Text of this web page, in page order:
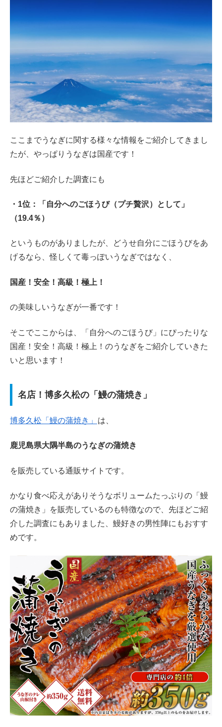
ここまでうなぎに関する様々な情報をご紹介してきまし
たが、やっぱりうなぎは国産です！
先ほどご紹介した調査にも
・1位：「自分へのごほうび（プチ贅沢）として」
（19.4％）
というものがありましたが、どうせ自分にごほうびをあ
げるなら、怪しくて毒っぽいうなぎではなく、
国産！安全！高級！極上！
の美味しいうなぎが一番です！
そこでここからは、「自分へのごほうび」にぴったりな
国産！安全！高級！極上！のうなぎをご紹介していきた
いと思います！
名店！博多久松の「鰻の蒲焼き」
博多久松「鰻の蒲焼き」 は、
鹿児島県大隅半島のうなぎの蒲焼き
を販売している通販サイトです。
かなり食べ応えがありそうなボリュームたっぷりの「鰻
の蒲焼き」を販売しているのも特徴なので、先ほどご紹
介した調査にもありました、鰻好きの男性陣にもおすす
めです。